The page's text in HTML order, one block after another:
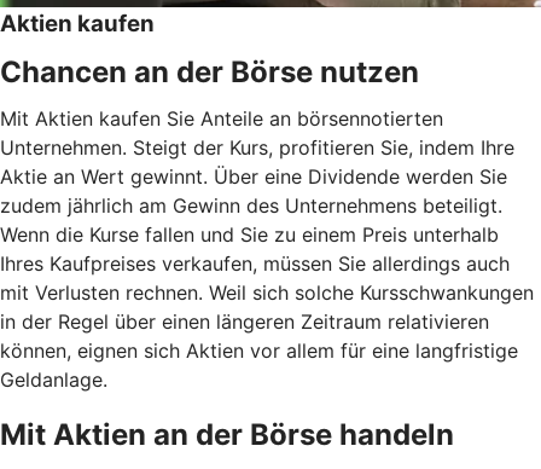
Aktien kaufen
Chancen an der Börse nutzen
Mit Aktien kaufen Sie Anteile an börsennotierten
Unternehmen. Steigt der Kurs, profitieren Sie, indem Ihre
Aktie an Wert gewinnt. Über eine Dividende werden Sie
zudem jährlich am Gewinn des Unternehmens beteiligt.
Wenn die Kurse fallen und Sie zu einem Preis unterhalb
Ihres Kaufpreises verkaufen, müssen Sie allerdings auch
mit Verlusten rechnen. Weil sich solche Kursschwankungen
in der Regel über einen längeren Zeitraum relativieren
können, eignen sich Aktien vor allem für eine langfristige
Geldanlage.
Mit Aktien an der Börse handeln